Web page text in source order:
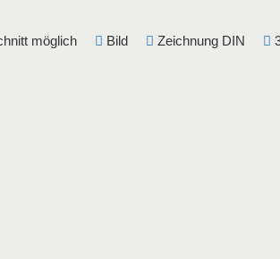
möglich Bild Zeichnung DIN